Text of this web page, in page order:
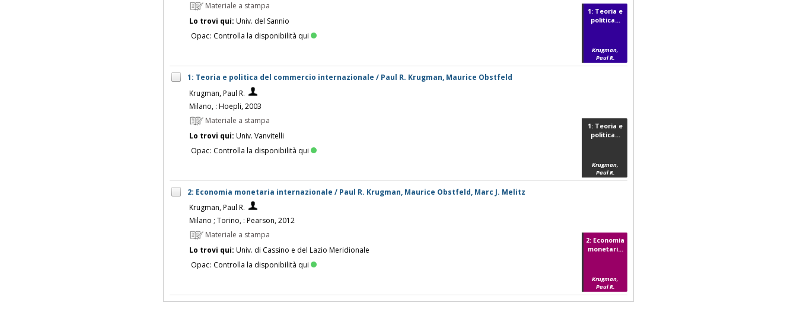
Materiale a stampa
Lo trovi qui: Univ. del Sannio
Opac: Controlla la disponibilità qui
1: Teoria e
politica...
Krugman,
Paul R.
1: Teoria e politica del commercio internazionale / Paul R. Krugman, Maurice Obstfeld
Krugman, Paul R.
Milano, : Hoepli, 2003
Materiale a stampa
Lo trovi qui: Univ. Vanvitelli
Opac: Controlla la disponibilità qui
1: Teoria e
politica...
Krugman,
Paul R.
2: Economia monetaria internazionale / Paul R. Krugman, Maurice Obstfeld, Marc J. Melitz
Krugman, Paul R.
Milano ; Torino, : Pearson, 2012
Materiale a stampa
Lo trovi qui: Univ. di Cassino e del Lazio Meridionale
Opac: Controlla la disponibilità qui
2: Economia
monetari...
Krugman,
Paul R.